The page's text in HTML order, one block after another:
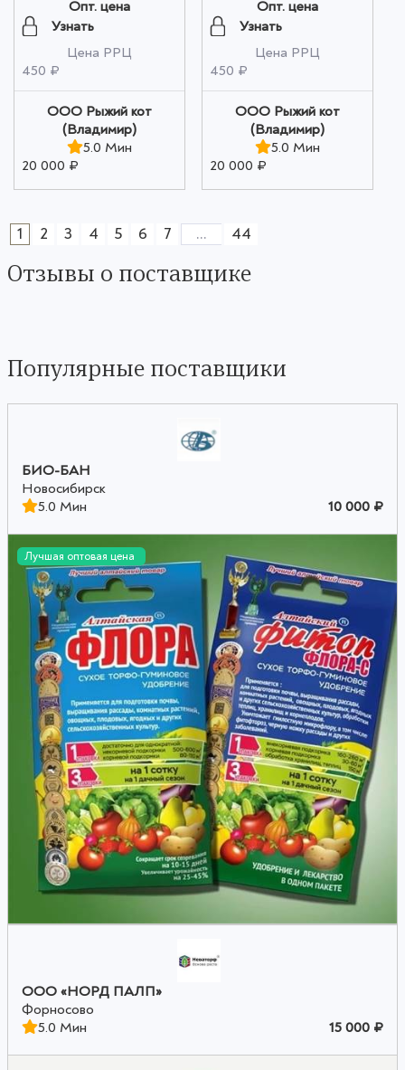
Опт. цена
Узнать
Цена РРЦ
450 ₽
ООО Рыжий кот
(Владимир)
5.0 Мин
20 000 ₽
Опт. цена
Узнать
Цена РРЦ
450 ₽
ООО Рыжий кот
(Владимир)
5.0 Мин
20 000 ₽
1 2 3 4 5 6 7 ... 44
Отзывы о поставщике
Популярные поставщики
БИО-БАН
Новосибирск
5.0 Мин
10 000 ₽
Лучшая оптовая цена
ООО «НОРД ПАЛП»
Форносово
5.0 Мин
15 000 ₽